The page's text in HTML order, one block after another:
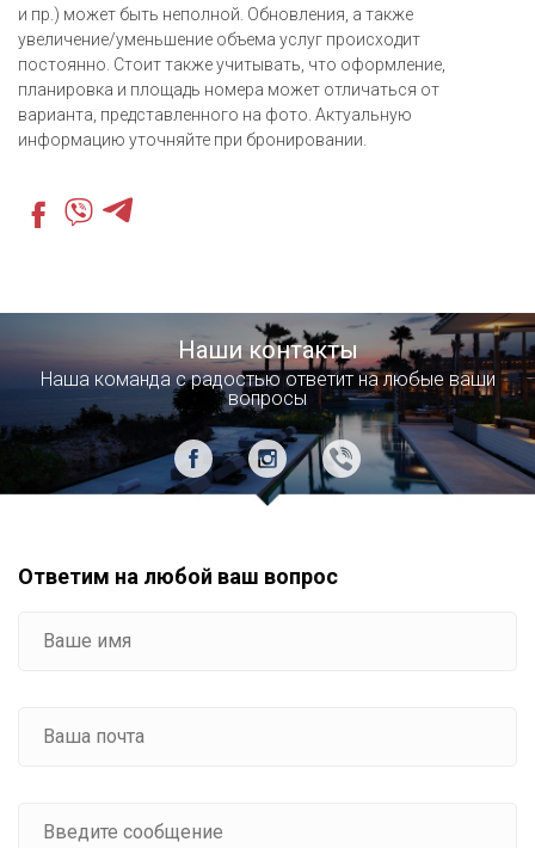
и пр.) может быть неполной. Обновления, а также
увеличение/уменьшение объема услуг происходит
постоянно. Стоит также учитывать, что оформление,
планировка и площадь номера может отличаться от
варианта, представленного на фото. Актуальную
информацию уточняйте при бронировании.
Наши контакты
Наша команда с радостью ответит на любые ваши
вопросы
Ответим на любой ваш вопрос